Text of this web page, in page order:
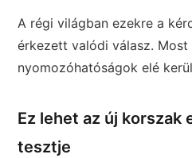
A régi világban ezekre a
érkezett valódi válasz.
nyomozóhatóságok elé
Ez lehet az új
tesztje